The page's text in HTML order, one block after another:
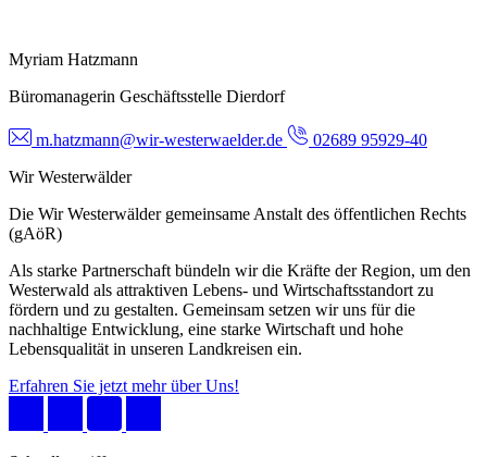
Myriam Hatzmann
Büromanagerin Geschäftsstelle Dierdorf
m.hatzmann@wir-westerwaelder.de
02689 95929-40
Wir Westerwälder
Die Wir Westerwälder gemeinsame Anstalt des öffentlichen Rechts
(gAöR)
Als starke Partnerschaft bündeln wir die Kräfte der Region, um den
Westerwald als attraktiven Lebens- und Wirtschaftsstandort zu
fördern und zu gestalten. Gemeinsam setzen wir uns für die
nachhaltige Entwicklung, eine starke Wirtschaft und hohe
Lebensqualität in unseren Landkreisen ein.
Erfahren Sie jetzt mehr über Uns!